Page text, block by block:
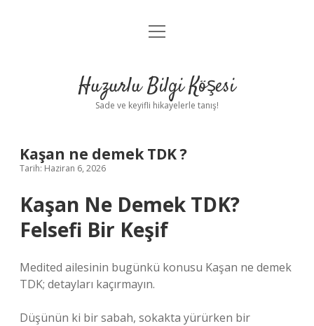
Anasayfa
Yasal Uyarı
menüyü
Huzurlu Bilgi Köşesi
Sade ve keyifli hikayelerle tanış!
Kaşan ne demek TDK ?
Tarih: Haziran 6, 2026
Kaşan Ne Demek TDK?
Felsefi Bir Keşif
Medited ailesinin bugünkü konusu Kaşan ne demek
TDK; detayları kaçırmayın.
Düşünün ki bir sabah, sokakta yürürken bir